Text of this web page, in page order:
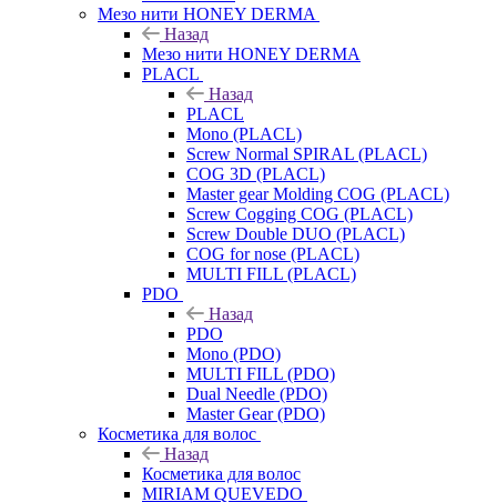
Мезо нити HONEY DERMA
Назад
Мезо нити HONEY DERMA
PLACL
Назад
PLACL
Mono (PLACL)
Screw Normal SPIRAL (PLACL)
COG 3D (PLACL)
Master gear Molding COG (PLACL)
Screw Cogging COG (PLACL)
Screw Double DUO (PLACL)
COG for nose (PLACL)
MULTI FILL (PLACL)
PDO
Назад
PDO
Mono (PDO)
MULTI FILL (PDO)
Dual Needle (PDO)
Master Gear (PDO)
Косметика для волос
Назад
Косметика для волос
MIRIAM QUEVEDO